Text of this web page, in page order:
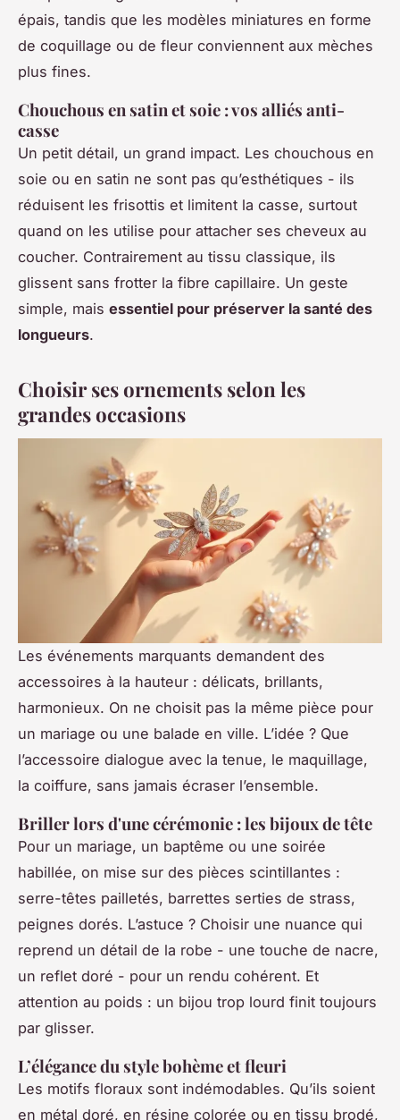
épais, tandis que les modèles miniatures en forme
de coquillage ou de fleur conviennent aux mèches
plus fines.
Chouchous en satin et soie : vos alliés anti-
casse
Un petit détail, un grand impact. Les chouchous en
soie ou en satin ne sont pas qu’esthétiques - ils
réduisent les frisottis et limitent la casse, surtout
quand on les utilise pour attacher ses cheveux au
coucher. Contrairement au tissu classique, ils
glissent sans frotter la fibre capillaire. Un geste
simple, mais essentiel pour préserver la santé des
longueurs.
Choisir ses ornements selon les
grandes occasions
Les événements marquants demandent des
accessoires à la hauteur : délicats, brillants,
harmonieux. On ne choisit pas la même pièce pour
un mariage ou une balade en ville. L’idée ? Que
l’accessoire dialogue avec la tenue, le maquillage,
la coiffure, sans jamais écraser l’ensemble.
Briller lors d'une cérémonie : les bijoux de tête
Pour un mariage, un baptême ou une soirée
habillée, on mise sur des pièces scintillantes :
serre-têtes pailletés, barrettes serties de strass,
peignes dorés. L’astuce ? Choisir une nuance qui
reprend un détail de la robe - une touche de nacre,
un reflet doré - pour un rendu cohérent. Et
attention au poids : un bijou trop lourd finit toujours
par glisser.
L’élégance du style bohème et fleuri
Les motifs floraux sont indémodables. Qu’ils soient
en métal doré, en résine colorée ou en tissu brodé,